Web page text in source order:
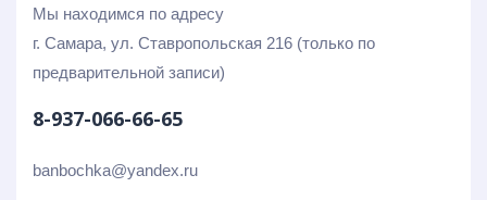
Мы находимся по адресу
г. Самара, ул. Ставропольская 216 (только по
предварительной записи)
8-937-066-66-65
banbochka@yandex.ru